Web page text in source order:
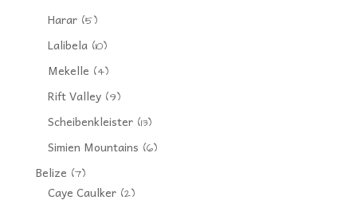
Harar(5)
Lalibela(10)
Mekelle (4)
Rift Valley(9)
Scheibenkleister(13)
Simien Mountains (6)
Belize (7)
Caye Caulker(2)